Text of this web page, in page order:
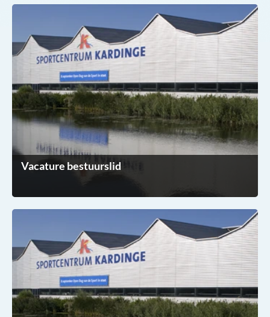
Vacature bestuurslid